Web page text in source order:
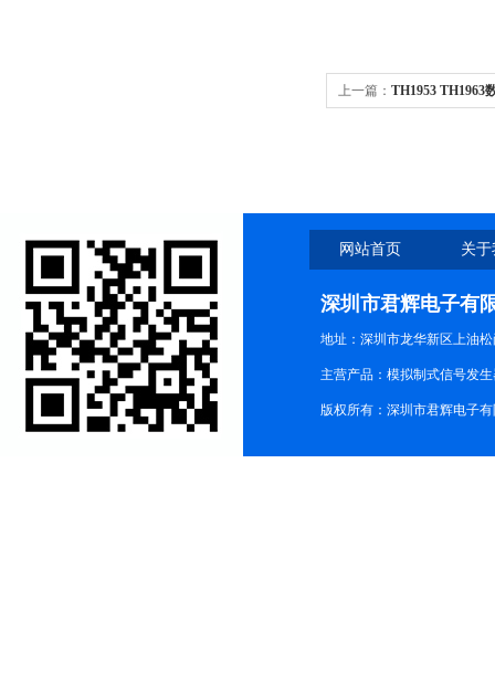
上一篇： TH1953 TH1963
网站首页 关
深圳市君辉电子有
地址：深圳市龙华新区上油松
主营产品：模拟制式信号发
版权所有：深圳市君辉电子